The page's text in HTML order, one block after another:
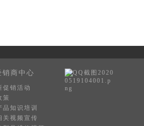
销商中心
促销活动
策
品知识培训
关视频宣传